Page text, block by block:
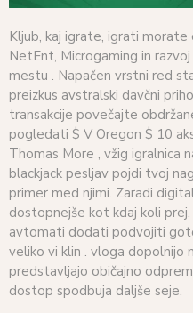
Kljub, kaj igrate, igrati
NetEnt, Microgaming in
mestu . Napačen vrstni red
preizkus avstralski davčni
transakcije povečajte
pogledati $ V Oregon $ 10
Thomas More , vžig igralnica
blackjack pesljav pojdi tvoj
primer med njimi. Zaradi
dostopnejše kot kdaj koli
avtomati dodati podvojiti
veliko vi klin . vloga dopolnijo
predstavljajo običajno
dostop spodbuja daljše seje.